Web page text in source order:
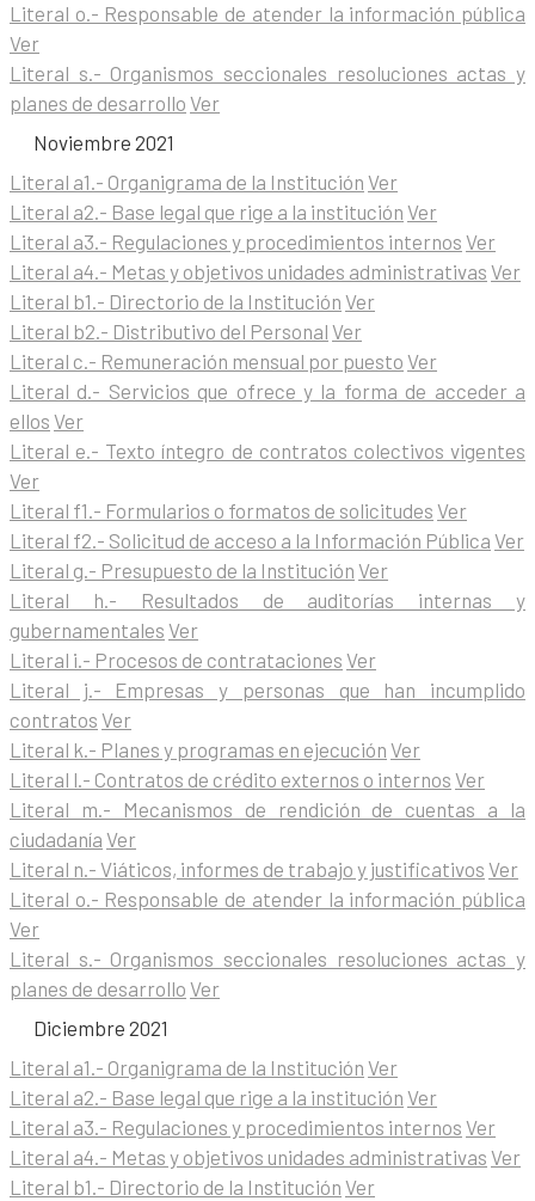
Literal o.- Responsable de atender la información pública
Ver
Literal s.- Organismos seccionales resoluciones actas y
planes de desarrollo Ver
Noviembre 2021
Literal a1.- Organigrama de la Institución Ver
Literal a2.- Base legal que rige a la institución Ver
Literal a3.- Regulaciones y procedimientos internos Ver
Literal a4.- Metas y objetivos unidades administrativas Ver
Literal b1.- Directorio de la Institución Ver
Literal b2.- Distributivo del Personal Ver
Literal c.- Remuneración mensual por puesto Ver
Literal d.- Servicios que ofrece y la forma de acceder a
ellos Ver
Literal e.- Texto íntegro de contratos colectivos vigentes
Ver
Literal f1.- Formularios o formatos de solicitudes Ver
Literal f2.- Solicitud de acceso a la Información Pública Ver
Literal g.- Presupuesto de la Institución Ver
Literal h.- Resultados de auditorías internas y
gubernamentales Ver
Literal i.- Procesos de contrataciones Ver
Literal j.- Empresas y personas que han incumplido
contratos Ver
Literal k.- Planes y programas en ejecución Ver
Literal l.- Contratos de crédito externos o internos Ver
Literal m.- Mecanismos de rendición de cuentas a la
ciudadanía Ver
Literal n.- Viáticos, informes de trabajo y justificativos Ver
Literal o.- Responsable de atender la información pública
Ver
Literal s.- Organismos seccionales resoluciones actas y
planes de desarrollo Ver
Diciembre 2021
Literal a1.- Organigrama de la Institución Ver
Literal a2.- Base legal que rige a la institución Ver
Literal a3.- Regulaciones y procedimientos internos Ver
Literal a4.- Metas y objetivos unidades administrativas Ver
Literal b1.- Directorio de la Institución Ver